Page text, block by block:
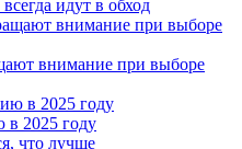
идут в обход
внимание при выборе
в 2025 году